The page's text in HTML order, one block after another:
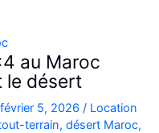
au Maroc
le désert
février 5, 2026 / Location
terrain, désert Maroc,